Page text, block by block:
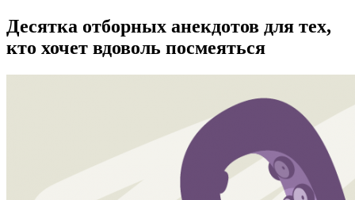
Десятка отборных анекдотов для тех,
кто хочет вдоволь посмеяться